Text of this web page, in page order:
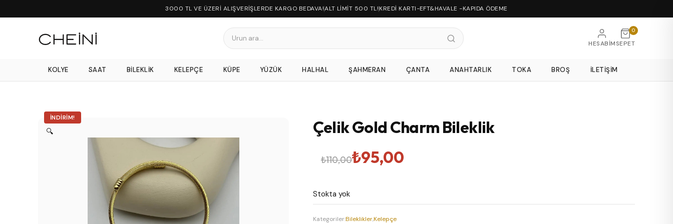
3000 TL VE ÜZERİ ALIŞVERİŞLERDE KARGO BEDAVA!ALT LİMİT 500 TL!KREDİ KARTI-EFT&HAVALE -KAPIDA ÖDEME
HESABIM
0
SEPET
KOLYE SAAT BILEKLIK KELEPÇE KÜPE YÜZÜK HALHAL ŞAHMERAN ÇANTA ANAHTARLIK TOKA BROŞ İLETIŞIM
İNDIRIM!
🔍 Çelik Gold Charm Bileklik
₺110,00
Orijinal
₺110,00.
₺95,00
Şu
fiyat:
Stokta yok
Kategoriler:Bileklikler,Kelepçe